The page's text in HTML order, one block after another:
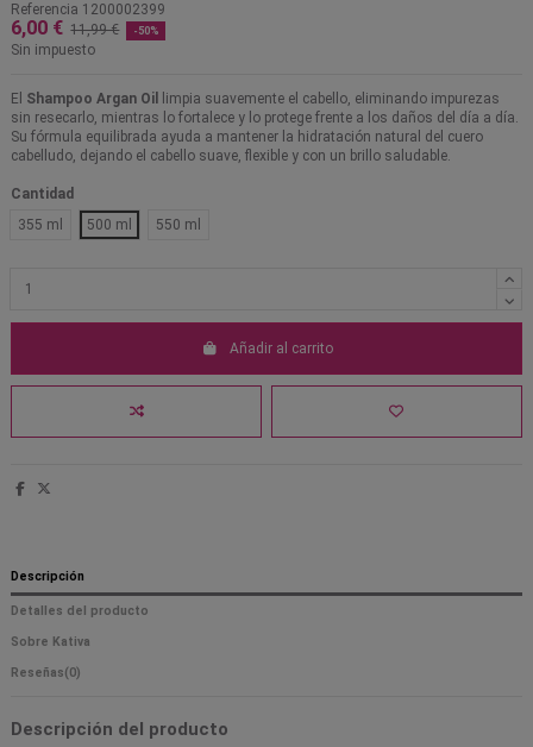
Referencia 1200002399
6,00 € 11,99 € -50%
Sin impuesto
El Shampoo Argan Oil
limpia suavemente el cabello, eliminando impurezas
sin resecarlo, mientras lo fortalece y lo protege frente a los daños del día a día.
Su fórmula equilibrada ayuda a mantener la hidratación natural del cuero
cabelludo, dejando el cabello suave, flexible y con un brillo saludable.
Cantidad
355 ml
500 ml 550 ml
Añadir al carrito
Descripción
Detalles del producto
Sobre Kativa
Reseñas(0)
Descripción del producto